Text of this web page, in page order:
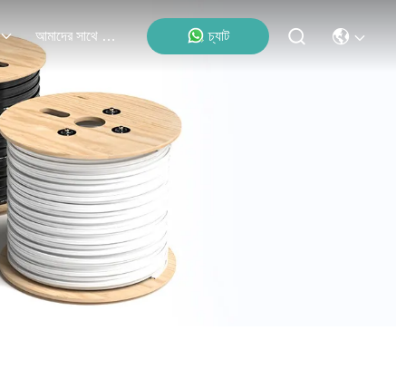
আমাদের সাথে যোগাযোগ করুন চ্যাট